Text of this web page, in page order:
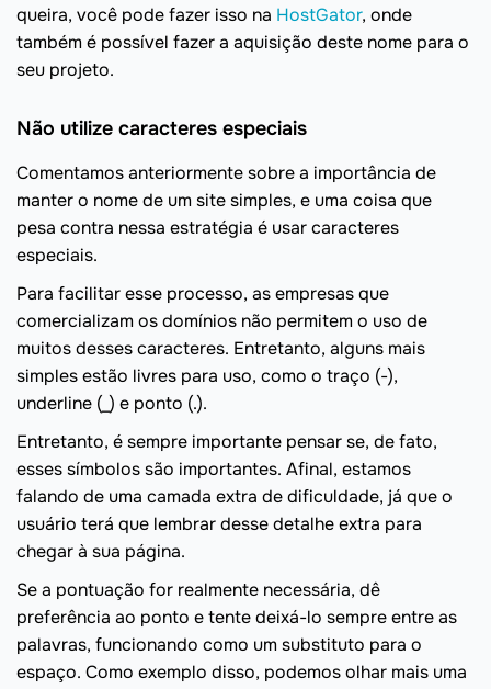
queira, você pode fazer isso na HostGator, onde
também é possível fazer a aquisição deste nome para o
seu projeto.
Não utilize caracteres especiais
Comentamos anteriormente sobre a importância de
manter o nome de um site simples, e uma coisa que
pesa contra nessa estratégia é usar caracteres
especiais.
Para facilitar esse processo, as empresas que
comercializam os domínios não permitem o uso de
muitos desses caracteres. Entretanto, alguns mais
simples estão livres para uso, como o traço (-),
underline (_) e ponto (.).
Entretanto, é sempre importante pensar se, de fato,
esses símbolos são importantes. Afinal, estamos
falando de uma camada extra de dificuldade, já que o
usuário terá que lembrar desse detalhe extra para
chegar à sua página.
Se a pontuação for realmente necessária, dê
preferência ao ponto e tente deixá-lo sempre entre as
palavras, funcionando como um substituto para o
espaço. Como exemplo disso, podemos olhar mais uma